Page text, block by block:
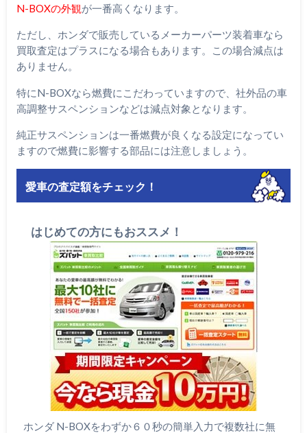
N-BOXの外観が一番高くなります。
ただし、ホンダで販売しているメーカーパーツ装着車なら
買取査定はプラスになる場合もあります。この場合減点は
ありません。
特にN-BOXなら燃費にこだわっていますので、社外品の車
高調整サスペンションなどは減点対象となります。
純正サスペンションは一番燃費が良くなる設定になってい
ますので燃費に影響する部品には注意しましょう。
愛車の査定額をチェック！
はじめての方にもおススメ！
ホンダ N-BOXをわずか６０秒の簡単入力で複数社に無